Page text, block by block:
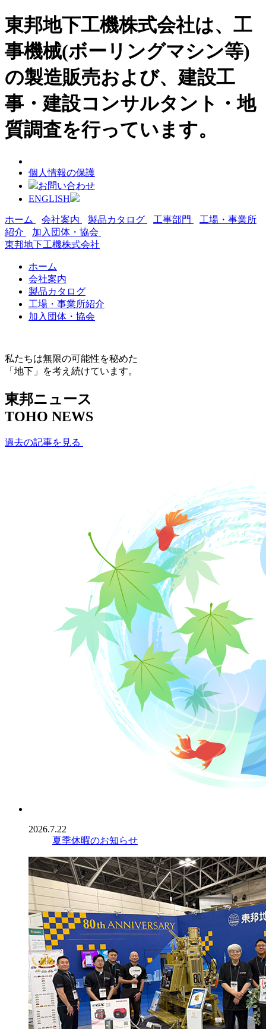
東邦地下工機株式会社は、工
事機械(ボーリングマシン等)
の製造販売および、建設工
事・建設コンサルタント・地
質調査を行っています。
個人情報の保護
お問い合わせ
ENGLISH
ホーム 会社案内 製品カタログ 工事部門
工場・事業所
紹介
加入団体・協会
東邦地下工機株式会社
ホーム
会社案内
製品カタログ
工場・事業所紹介
加入団体・協会
私たちは無限の可能性を秘めた
「地下」を考え続けています。
東邦ニュース
TOHO NEWS
過去の記事を見る
2026.7.22
夏季休暇のお知らせ